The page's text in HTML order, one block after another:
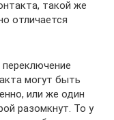
такой же
отличается
могут быть
или же один
разомкнут. То у